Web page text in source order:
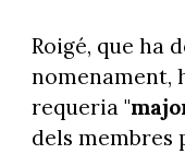
Roigé, que ha
nomenament,
requeria "
dels membres